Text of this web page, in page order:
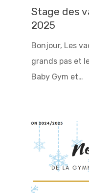
Stage des
2025
Bonjour, Les
grands pas et
Baby Gym et…